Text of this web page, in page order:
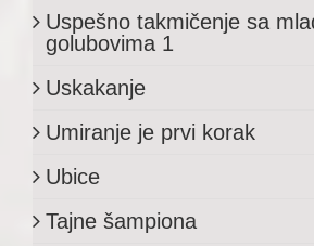
Uspešno takmičenje sa
golubovima 1
Uskakanje
Umiranje je prvi korak
Ubice
Tajne šampiona